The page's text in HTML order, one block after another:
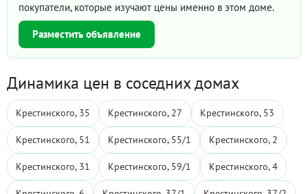
покупатели, которые изучают цены именно в этом доме.
Разместить объявление
Динамика цен в соседних домах
Крестинского, 35 Крестинского, 27 Крестинского, 53
Крестинского, 51 Крестинского, 55/1 Крестинского, 2
Крестинского, 31 Крестинского, 59/1 Крестинского, 4